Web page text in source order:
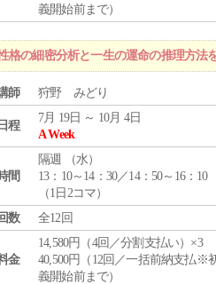
義開始前まで）
の細密分析と一生の運命の推理方法
師 狩野 みどり
日程
7月 19日 ～ 10月 4日
A Week
間
隔週 （水）
13：10～14：30／14：50～16：10
（1日2コマ）
数
全12回
金
14,580円（4回／分割支払い）×3
40,500円（12回／一括前納支払※
義開始前まで）